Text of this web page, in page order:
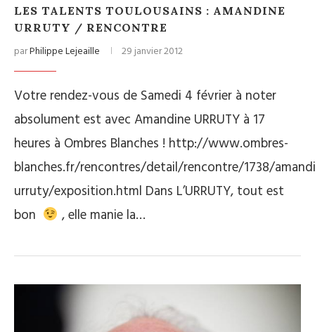
LES TALENTS TOULOUSAINS : AMANDINE
URRUTY / RENCONTRE
parPhilippe Lejeaille 29 janvier 2012
Votre rendez-vous de Samedi 4 février à noter
absolument est avec Amandine URRUTY à 17
heures à Ombres Blanches ! http://www.ombres-
blanches.fr/rencontres/detail/rencontre/1738/
urruty/exposition.html Dans L’URRUTY, tout est
bon
, elle manie la…